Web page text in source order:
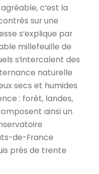
c’est la
sur une
s’explique par
millefeuille de
s’intercalent des
naturelle
secs et humides
: forêt, landes,
ainsi un
de-France
près de trente